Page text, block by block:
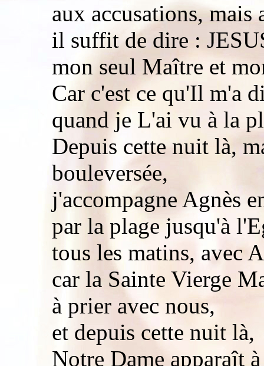
aux accusations, mais
il suffit de dire :
mon seul Maître et
Car c'est ce qu'Il m'a
quand je L'ai vu à la
Depuis cette nuit là,
bouleversée,
j'accompagne Agnès
par la plage jusqu'à
tous les matins, avec
car la Sainte Vierge
à prier avec nous,
et depuis cette nuit là,
Notre Dame apparaît